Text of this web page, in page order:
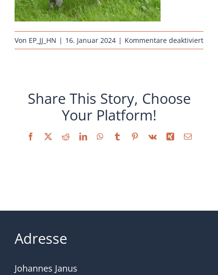
Sonstiges
Von EP_JJ_HN | 16. Januar 2024 | Kommentare deaktiviertfür
Share This Story, Choose
Your Platform!
Facebook
X RedditLinkedInWhatsApp
TumblrPinterest
Vk Xing E-
Adresse
Johannes Janus